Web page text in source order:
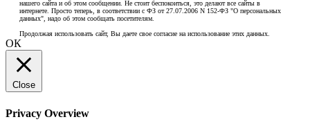
нашего сайта и об этом сообщении. Не стоит беспокоиться, это делают все сайты в
интернете. Просто теперь, в соответствии с ФЗ от 27.07.2006 N 152-ФЗ "О персональных
данных", надо об этом сообщать посетителям.
Продолжая использовать сайт, Вы даете свое согласие на использование этих данных.
ОК
Close
Privacy Overview